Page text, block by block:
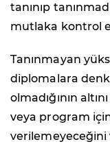
tanınıp
mutlaka kontrol
Tanınmayan
diplomalara
olmadığının
veya program
verilemeyeceğini